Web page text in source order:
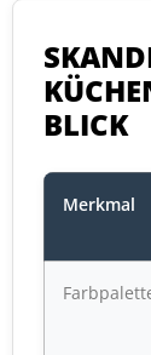
BLICK
Merkmal